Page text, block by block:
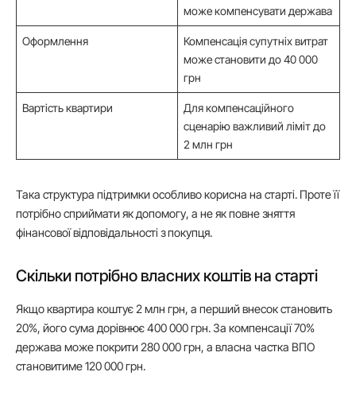
може компенсувати держава
Оформлення
Компенсація супутніх витрат
може становити до 40 000
грн
Вартість квартири
Для компенсаційного
сценарію важливий ліміт до
2 млн грн
Така структура підтримки особливо корисна на старті. Проте її
потрібно сприймати як допомогу, а не як повне зняття
фінансової відповідальності з покупця.
Скільки потрібно власних коштів на старті
Якщо квартира коштує 2 млн грн, а перший внесок становить
20%, його сума дорівнює 400 000 грн. За компенсації 70%
держава може покрити 280 000 грн, а власна частка ВПО
становитиме 120 000 грн.